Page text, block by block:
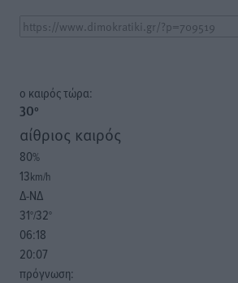
o καιρός τώρα:
30°
αίθριος καιρός
80%
13km/h
Δ-ΝΔ
31°/32°
06:18
20:07
πρόγνωση: